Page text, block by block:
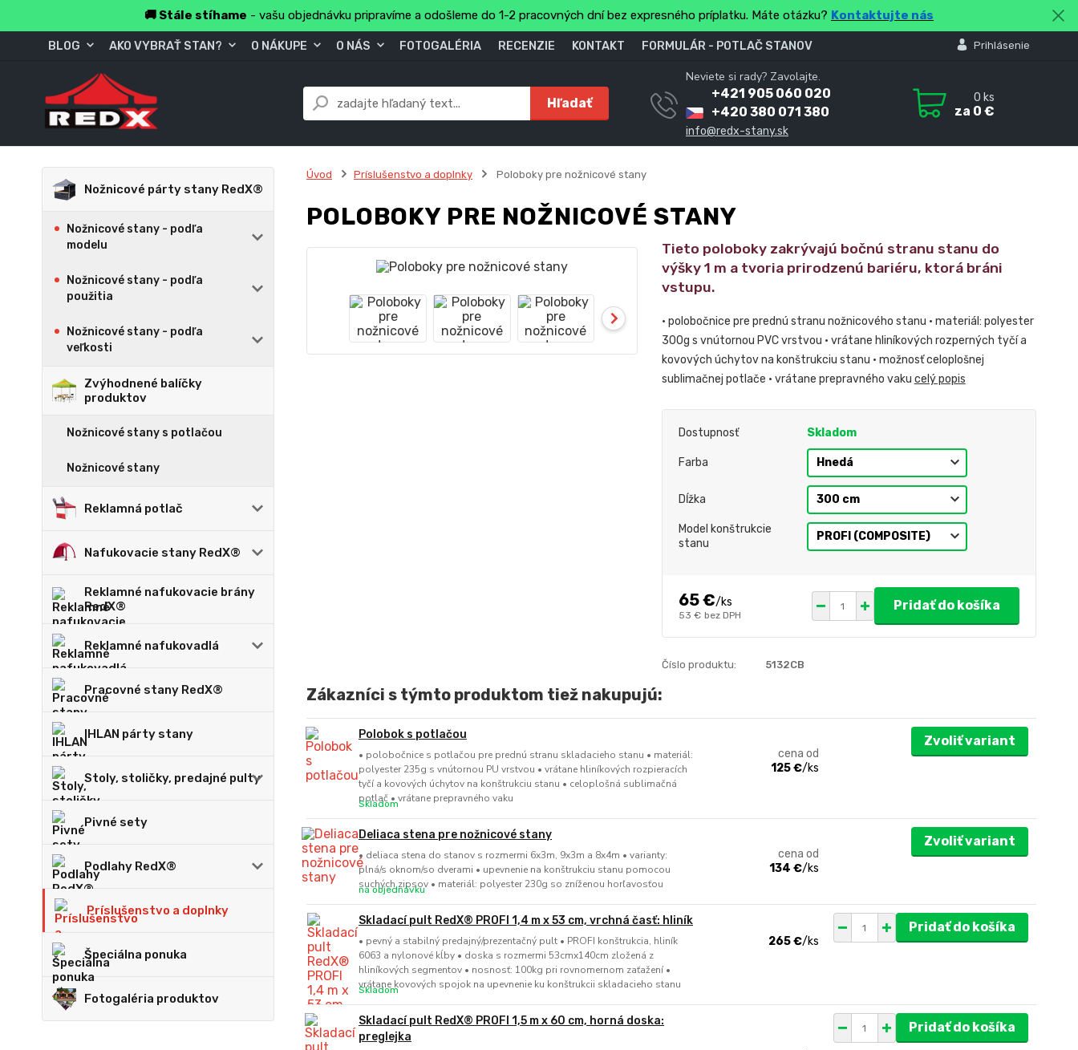
🚚 Stále stíhame - vašu objednávku pripravíme a odošleme do 1-2 pracovných dní bez expresného príplatku. Máte otázku? Kontaktujte nás
BLOG AKO VYBRAŤ STAN? O NÁKUPE O NÁS FOTOGALÉRIA RECENZIE KONTAKT FORMULÁR - POTLAČ STANOV Prihlásenie
Hľadať
Neviete si rady? Zavolajte.
+421 905 060 020
+420 380 071 380
info@redx-stany.sk
0 ks
za 0 €
Nožnicové párty stany RedX®
Nožnicové stany - podľa
modelu
Nožnicové stany - podľa
použitia
Nožnicové stany - podľa
veľkosti
Zvýhodnené balíčky
produktov
Nožnicové stany s potlačou
Nožnicové stany
Reklamná potlač
Nafukovacie stany RedX®
Reklamné nafukovacie brány
RedX®
Reklamné nafukovadlá
Pracovné stany RedX®
IHLAN párty stany
Stoly, stoličky, predajné pulty
Pivné sety
Podlahy RedX®
Príslušenstvo a doplnky
Špeciálna ponuka
Fotogaléria produktov
Úvod Príslušenstvo a doplnky Poloboky pre nožnicové stany
POLOBOKY PRE NOŽNICOVÉ STANY
Tieto poloboky zakrývajú bočnú stranu stanu do
výšky 1 m a tvoria prirodzenú bariéru, ktorá bráni
vstupu.
• polobočnice pre prednú stranu nožnicového stanu • materiál: polyester
300g s vnútornou PVC vrstvou • vrátane hliníkových rozperných tyčí a
kovových úchytov na konštrukciu stanu • možnosť celoplošnej
sublimačnej potlače • vrátane prepravného vaku celý popis
Dostupnosť Skladom
Farba
Dĺžka
Model konštrukcie
stanu
65 €/ks
53 € bez DPH
Pridať do košíka
Číslo produktu: 5132CB
Zákazníci s týmto produktom tiež nakupujú:
Polobok s potlačou
• polobočnice s potlačou pre prednú stranu skladacieho stanu • materiál:
polyester 235g s vnútornou PU vrstvou • vrátane hliníkových rozpieracích
tyčí a kovových úchytov na konštrukciu stanu • celoplošná sublimačná
potlač • vrátane prepravného vaku
cena od
125 €/ks
Skladom
Zvoliť variant
Deliaca stena pre nožnicové stany
• deliaca stena do stanov s rozmermi 6x3m, 9x3m a 8x4m • varianty:
plná/s oknom/so dverami • upevnenie na konštrukciu stanu pomocou
suchých zipsov • materiál: polyester 230g so zníženou horľavosťou
cena od
134 €/ks
na objednávku
Zvoliť variant
Skladací pult RedX® PROFI 1,4 m x 53 cm, vrchná časť: hliník
• pevný a stabilný predajný/prezentačný pult • PROFI konštrukcia, hliník
6063 a nylonové kĺby • doska s rozmermi 53cmx140cm zložená z
hliníkových segmentov • nosnosť: 100kg pri rovnomernom zaťažení •
vrátane kovových spojok na upevnenie ku konštrukcii skladacieho stanu
265 €/ks
Skladom
Pridať do košíka
Skladací pult RedX® PROFI 1,5 m x 60 cm, horná doska:
preglejka
Pridať do košíka